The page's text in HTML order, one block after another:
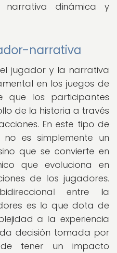
dinámica y
narrativa
jugador y la narrativa
en los juegos de
que los participantes
de la historia a través
En este tipo de
es simplemente un
que se convierte en
que evoluciona en
de los jugadores.
entre la
es lo que dota de
a la experiencia
decisión tomada por
tener un impacto